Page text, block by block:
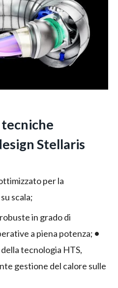
Stellaris
per la
scala;
in grado di
a piena potenza; •
tecnologia HTS,
gestione del calore sulle